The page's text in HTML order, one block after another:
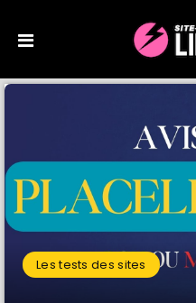
Les tests des sites